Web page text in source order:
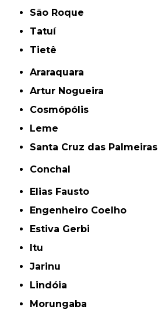
São Roque
Tatuí
Tietê
Araraquara
Artur Nogueira
Cosmópólis
Leme
Santa Cruz das Palmeiras
Conchal
Elias Fausto
Engenheiro Coelho
Estiva Gerbi
Itu
Jarinu
Lindóia
Morungaba